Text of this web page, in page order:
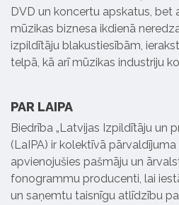
DVD un koncertu apskatus, bet
mūzikas biznesa ikdienā
izpildītāju blakustiesībām,
telpā, kā arī mūzikas industriju
PAR LAIPA
Biedrība „Latvijas Izpildītāju un
(LaIPA) ir kolektīvā
apvienojušies pašmāju un
fonogrammu producenti, lai
un saņemtu taisnīgu atlīdzību